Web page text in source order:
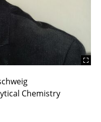
Chemistry